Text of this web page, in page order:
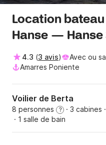
Location bateau
Hanse — Hanse
4.3 (3 avis) Avec ou
Amarres Poniente
Voilier de Berta
8 personnes ? · 3 cabines
· 1 salle de bain